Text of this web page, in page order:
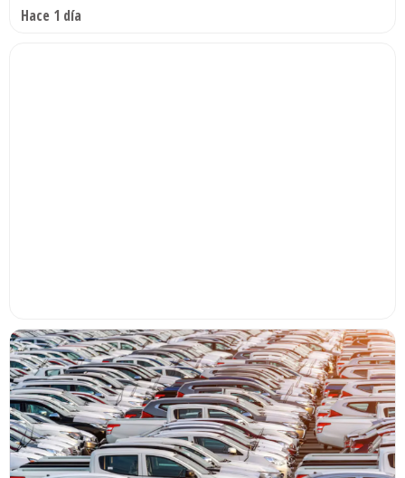
Hace 1 día